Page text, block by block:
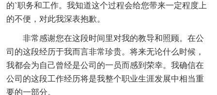
的`职务和工作。我知道这个过程会给您带来一定程度上
的不便，对此我深表抱歉。
非常感谢您在这段时间里对我的教导和照顾。在公
司的这段经历于我而言非常珍贵。将来无论什么时候，
我都会为自己曾经是公司的一员而感到荣幸。我确信在
公司的这段工作经历将是我整个职业生涯发展中相当重
要的一部分。